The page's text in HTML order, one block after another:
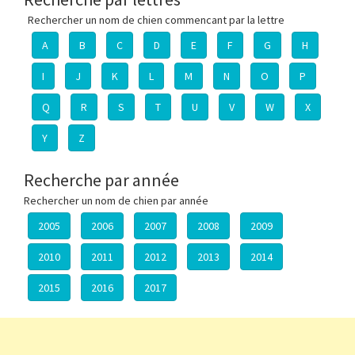
Rechercher un nom de chien commencant par la lettre
A
B C D E F G H
I J K L M N O P
Q R S T U V W X
Y Z
Recherche par année
Rechercher un nom de chien par année
2005
2006 2007 2008 2009
2010 2011 2012 2013 2014
2015 2016 2017